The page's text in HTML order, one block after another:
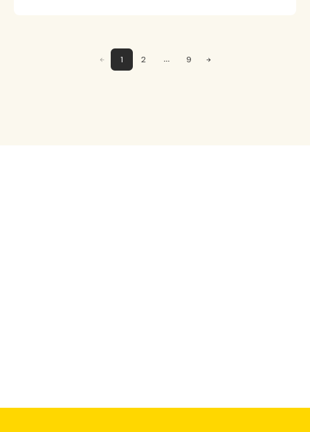
1 2 ... 9